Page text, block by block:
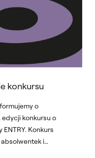
konkursu
o
konkursu o
Konkurs
i